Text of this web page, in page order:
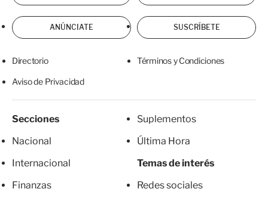
ANÚNCIATE SUSCRÍBETE
Directorio Términos y Condiciones
Aviso de Privacidad
Secciones
Nacional
Internacional
Finanzas
Suplementos
Última Hora
Temas de interés
Redes sociales